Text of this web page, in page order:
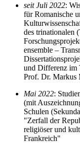
seit Juli 2022:
für Romanische
des trinationalen
ensemble –
und Differenz im
Prof. Dr. Markus
Mai 2022:
(mit
Schulen
"Zerfall der
religiöser und
Frankreich"